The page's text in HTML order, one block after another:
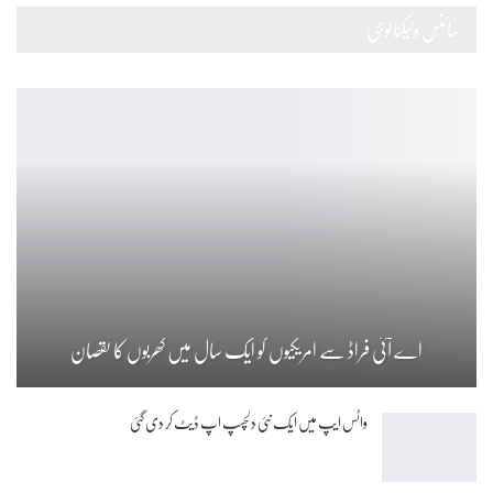
اے آئی فراڈ سے امریکیوں کو ایک سال میں کھربوں کا نقصان
واٹس ایپ میں ایک نئی دلچسپ اپ ڈیٹ کر دی گئی